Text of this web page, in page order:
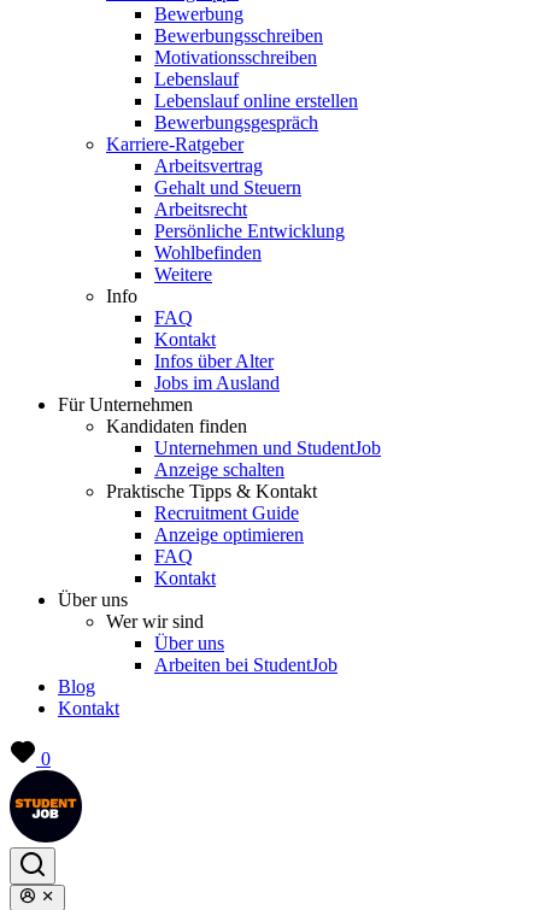
Bewerbung
Bewerbungsschreiben
Motivationsschreiben
Lebenslauf
Lebenslauf online erstellen
Bewerbungsgespräch
Karriere-Ratgeber
Arbeitsvertrag
Gehalt und Steuern
Arbeitsrecht
Persönliche Entwicklung
Wohlbefinden
Weitere
Info
FAQ
Kontakt
Infos über Alter
Jobs im Ausland
Für Unternehmen
Kandidaten finden
Unternehmen und StudentJob
Anzeige schalten
Praktische Tipps & Kontakt
Recruitment Guide
Anzeige optimieren
FAQ
Kontakt
Über uns
Wer wir sind
Über uns
Arbeiten bei StudentJob
Blog
Kontakt
0